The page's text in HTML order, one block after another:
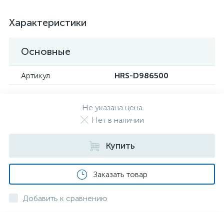
Характеристики
Основные
Артикул HRS-D986500
Не указана цена
Нет в наличии
Купить
Заказать товар
Добавить к сравнению